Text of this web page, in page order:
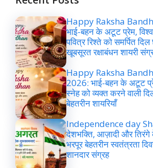
Happy Raksha
भाई-बहन के अटूट प्रेम,
पवित्र रिश्ते को समर्पित
खूबसूरत रक्षाबंधन शायरी
Happy Raksha
2026: भाई-बहन के अटूट
स्नेह को व्यक्त करने वाली
बेहतरीन शायरियाँ
Independence day
देशभक्ति, आज़ादी और
भरपूर बेहतरीन स्वतंत्रता
शानदार संग्रह